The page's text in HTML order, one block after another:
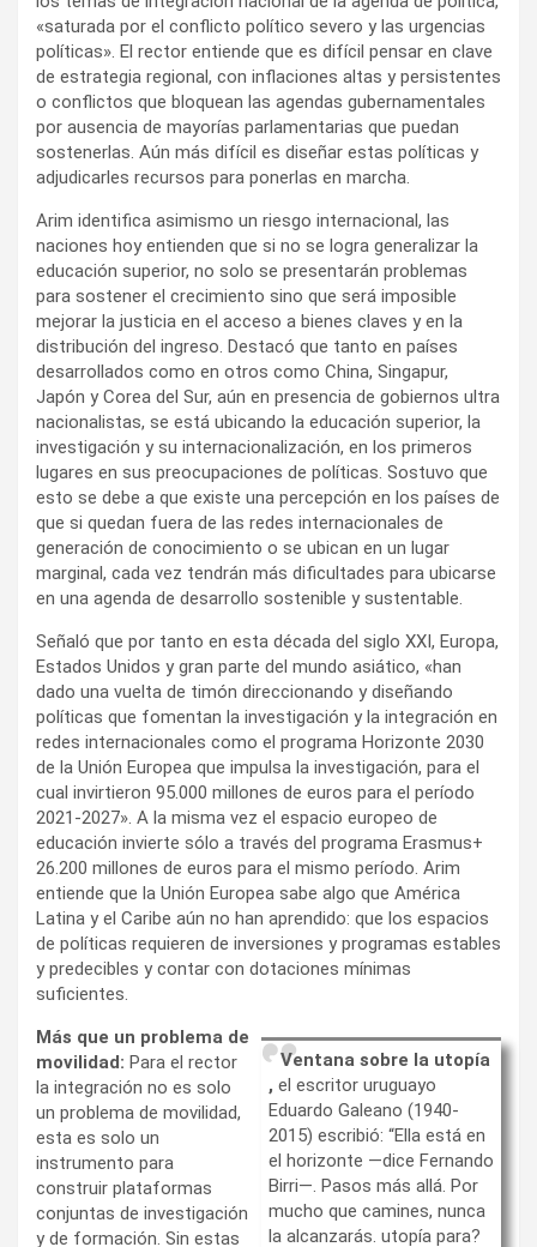
«saturada por el conflicto político severo y las urgencias
políticas». El rector entiende que es difícil pensar en clave
de estrategia regional, con inflaciones altas y persistentes
o conflictos que bloquean las agendas gubernamentales
por ausencia de mayorías parlamentarias que puedan
sostenerlas. Aún más difícil es diseñar estas políticas y
adjudicarles recursos para ponerlas en marcha.
Arim identifica asimismo un riesgo internacional, las
naciones hoy entienden que si no se logra generalizar la
educación superior, no solo se presentarán problemas
para sostener el crecimiento sino que será imposible
mejorar la justicia en el acceso a bienes claves y en la
distribución del ingreso. Destacó que tanto en países
desarrollados como en otros como China, Singapur,
Japón y Corea del Sur, aún en presencia de gobiernos ultra
nacionalistas, se está ubicando la educación superior, la
investigación y su internacionalización, en los primeros
lugares en sus preocupaciones de políticas. Sostuvo que
esto se debe a que existe una percepción en los países de
que si quedan fuera de las redes internacionales de
generación de conocimiento o se ubican en un lugar
marginal, cada vez tendrán más dificultades para ubicarse
en una agenda de desarrollo sostenible y sustentable.
Señaló que por tanto en esta década del siglo XXI, Europa,
Estados Unidos y gran parte del mundo asiático, «han
dado una vuelta de timón direccionando y diseñando
políticas que fomentan la investigación y la integración en
redes internacionales como el programa Horizonte 2030
de la Unión Europea que impulsa la investigación, para el
cual invirtieron 95.000 millones de euros para el período
2021-2027». A la misma vez el espacio europeo de
educación invierte sólo a través del programa Erasmus+
26.200 millones de euros para el mismo período. Arim
entiende que la Unión Europea sabe algo que América
Latina y el Caribe aún no han aprendido: que los espacios
de políticas requieren de inversiones y programas estables
y predecibles y contar con dotaciones mínimas
suficientes.
Ventana sobre la utopía
, el escritor uruguayo
Eduardo Galeano (1940-
2015) escribió: “Ella está en
el horizonte —dice Fernando
Birri—. Pasos más allá. Por
mucho que camines, nunca
la alcanzarás. utopía para?
Más que un problema de
movilidad: Para el rector
la integración no es solo
un problema de movilidad,
esta es solo un
instrumento para
construir plataformas
conjuntas de investigación
y de formación. Sin estas